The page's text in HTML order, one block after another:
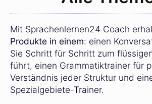
Mit Sprachenlernen24 Coach
Produkte in einem: einen
Sie Schritt für Schritt zum
führt, einen Grammatiktrainer für
Verständnis jeder Struktur und
Spezialgebiete-Trainer.